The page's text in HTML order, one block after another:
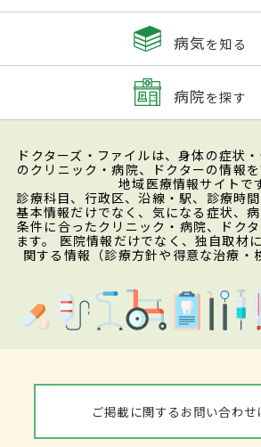
病気を知る
病院を探す
ドクターズ・ファイルは、身体の症状
のクリニック・病院、ドクターの情報
地域医療情報サイトで
診療科目、行政区、沿線・駅、診療時
基本情報だけでなく、気になる症状、
条件に合ったクリニック・病院、ドク
ます。 医院情報だけでなく、独自取材
関する情報（診療方針や得意な治療・
ご掲載に関するお問い合わせ